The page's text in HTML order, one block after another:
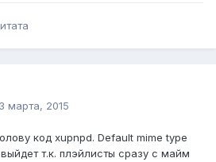
марта, 2015
код xupnpd. Default mime type
т.к. плэйлисты сразу с майм